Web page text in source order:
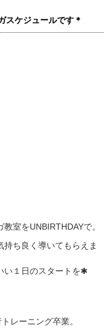
スケジュールです＊
室をUNBIRTHDAYで。
ち良く導いてもらえま
い１日のスタートを✱
レーニング卒業。